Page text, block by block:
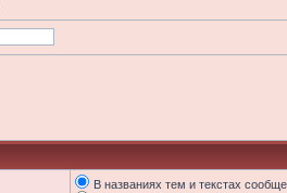
В названиях тем и текстах